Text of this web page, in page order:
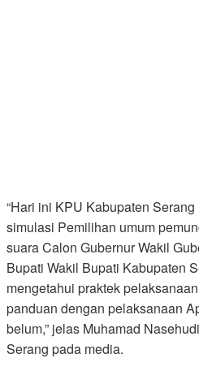
“Hari ini KPU Kabupaten
simulasi Pemilihan umum
suara Calon Gubernur Wakil
Bupati Wakil Bupati Kabupaten
mengetahui praktek
panduan dengan pelaksanaan
belum,” jelas Muhamad
Serang pada media.